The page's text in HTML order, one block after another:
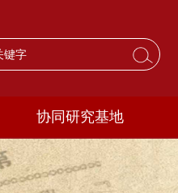
协同研究基地